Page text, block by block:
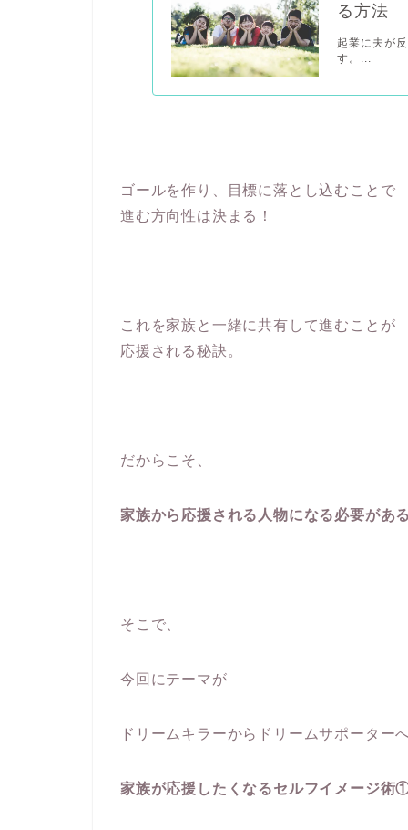
る方法
起業に夫が
す。...
ゴールを作り、目標に落とし込むことで
進む方向性は決まる！
これを家族と一緒に共有して進むことが
応援される秘訣。
だからこそ、
家族から応援される人物になる必要があ
そこで、
今回にテーマが
ドリームキラーからドリームサポーター
家族が応援したくなるセルフイメージ術